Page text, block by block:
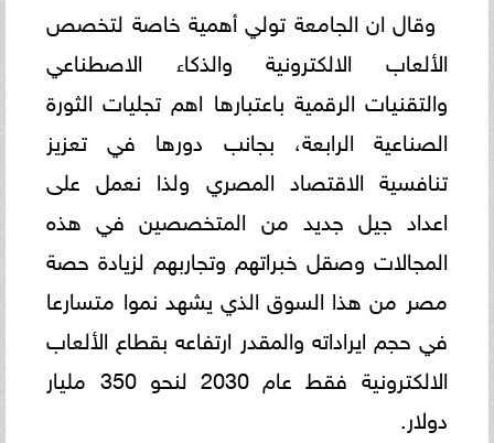
وقال ان الجامعة تولي أهمية خاصة لتخصص
الألعاب الالكترونية والذكاء الاصطناعي
والتقنيات الرقمية باعتبارها اهم تجليات الثورة
الصناعية الرابعة، بجانب دورها في تعزيز
تنافسية الاقتصاد المصري ولذا نعمل على
اعداد جيل جديد من المتخصصين في هذه
المجالات وصقل خبراتهم وتجاربهم لزيادة حصة
مصر من هذا السوق الذي يشهد نموا متسارعا
في حجم ايراداته والمقدر ارتفاعه بقطاع الألعاب
الالكترونية فقط عام 2030 لنحو 350 مليار
دولار.